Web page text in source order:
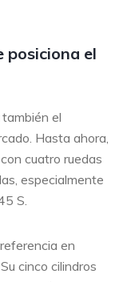
posiciona el
el
Hasta ahora,
cuatro ruedas
especialmente
S.
en
cinco cilindros